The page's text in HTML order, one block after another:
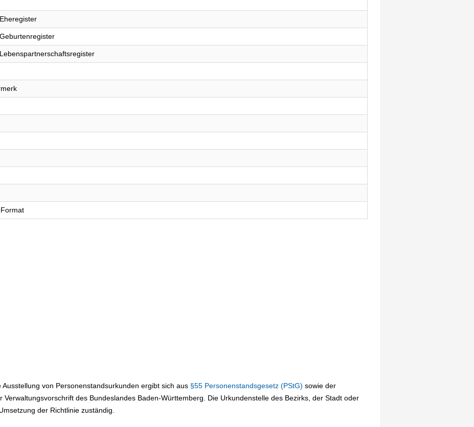
von Personenstandsurkunden ergibt sich aus §55 Personenstandsgesetz (PStG) sowie der
Verwaltungsvorschrift des Bundeslandes Baden-Württemberg. Die Urkundenstelle des Bezirks, der Stadt oder
der Richtlinie zuständig.